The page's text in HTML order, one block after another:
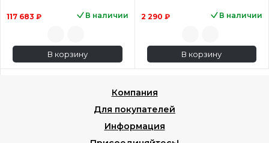
117 683 ₽ В наличии
В корзину
2 290 ₽ В наличии
В корзину
Компания
Для покупателей
Информация